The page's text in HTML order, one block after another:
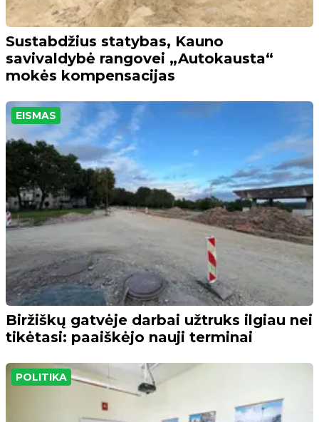
Sustabdžius statybas, Kauno
savivaldybė rangovei „Autokausta“
mokės kompensacijas
EISMAS
Biržiškų gatvėje darbai užtruks ilgiau nei
tikėtasi: paaiškėjo nauji terminai
POLITIKA